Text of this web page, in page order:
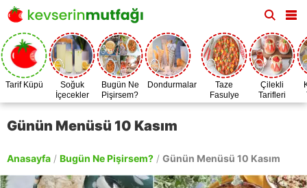
Tarif Küpü
Soğuk
İçecekler
Bugün Ne
Pişirsem?
Dondurmalar
Taze
Fasulye
Zamanı
Çilekli
Tarifleri
Günün Menüsü 10 Kasım
Anasayfa / Bugün Ne Pişirsem? / Günün Menüsü 10 Kasım